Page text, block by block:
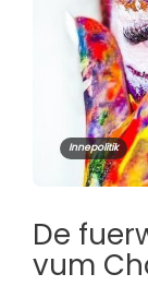
Innepolitik
De
vum